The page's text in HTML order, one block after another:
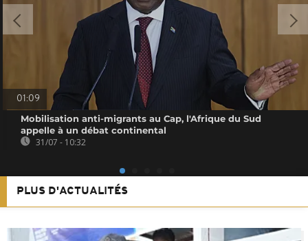
01:09
Mobilisation anti-migrants au Cap, l'Afrique du Sud
appelle à un débat continental
31/07 - 10:32
PLUS D'ACTUALITÉS